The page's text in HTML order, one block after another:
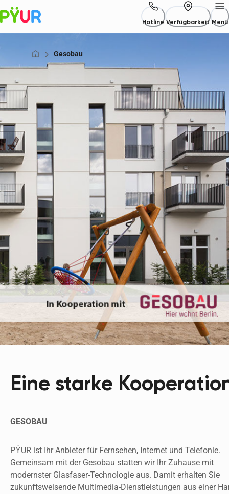
Hotline Verfügbarkeit Menü
Gesobau
Eine starke
GESOBAU
PŸUR ist Ihr Anbieter für Fernsehen, Internet und Telefonie.
Gemeinsam mit der Gesobau statten wir Ihr Zuhause mit
modernster Glasfaser-Technologie aus. Damit erhalten Sie
zukunftsweisende Multimedia-Dienstleistungen aus einer